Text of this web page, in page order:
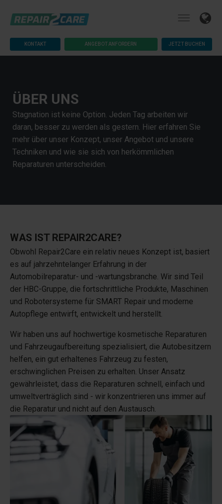
KONTAKT ANGEBOT ANFORDERN JETZT BUCHEN
ÜBER UNS
Stagnation ist keine Option. Jeden Tag arbeiten wir
daran, besser zu werden als gestern. Hier erfahren Sie
mehr über unser Konzept, unser Angebot und unsere
Techniken und wie sie sich von herkömmlichen
Reparaturen unterscheiden.
WAS IST REPAIR2CARE?
Obwohl Repair2Care ein relativ neues Konzept ist, basiert
es auf jahrzehntelanger Erfahrung in der
Automobilreparatur- und -wartungsbranche. Wir sind Teil
der HBC-Gruppe, die fortschrittliche Produkte, Maschinen
und Robotersysteme für SMART Repair und moderne
Autopflege entwirft, entwickelt und herstellt.
Wir haben uns auf hochwertige kosmetische Reparaturen
und Fahrzeugaufbereitung spezialisiert, die Autobesitzern
helfen, ein gut erhaltenes Fahrzeug zu festen,
erschwinglichen Preisen zu erhalten. Unser Ansatz
gewährleistet, dass die Reparaturen schnell, einfach und
umweltverträglich sind - wir konzentrieren uns immer auf
die Reparatur und nicht auf den Austausch.